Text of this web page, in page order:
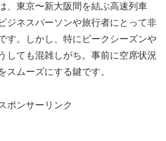
、東京〜新大阪間を結ぶ高速列車
ジネスパーソンや旅行者にとって非
す。しかし、特にピークシーズンや
しても混雑しがち。事前に空席状況
スムーズにする鍵です。
ポンサーリンク